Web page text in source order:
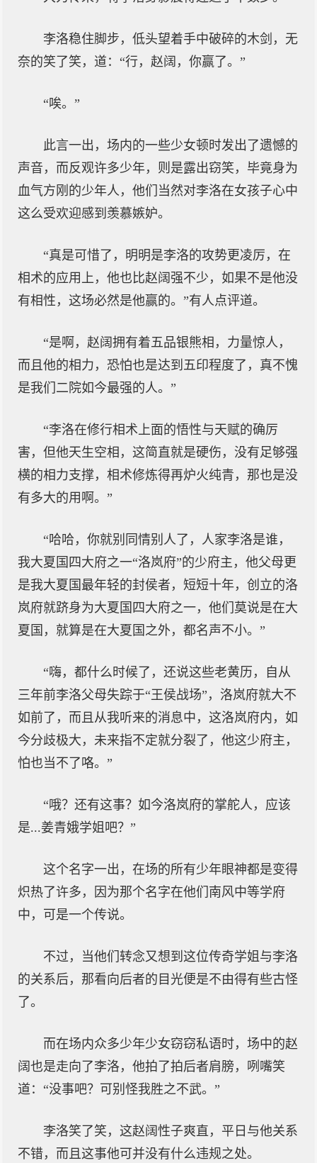
李洛稳住脚步，低头望着手中破碎的木剑，无
奈的笑了笑，道：“行，赵阔，你赢了。”
“唉。”
此言一出，场内的一些少女顿时发出了遗憾的
声音，而反观许多少年，则是露出窃笑，毕竟身为
血气方刚的少年人，他们当然对李洛在女孩子心中
这么受欢迎感到羡慕嫉妒。
“真是可惜了，明明是李洛的攻势更凌厉，在
相术的应用上，他也比赵阔强不少，如果不是他没
有相性，这场必然是他赢的。”有人点评道。
“是啊，赵阔拥有着五品银熊相，力量惊人，
而且他的相力，恐怕也是达到五印程度了，真不愧
是我们二院如今最强的人。”
“李洛在修行相术上面的悟性与天赋的确厉
害，但他天生空相，这简直就是硬伤，没有足够强
横的相力支撑，相术修炼得再炉火纯青，那也是没
有多大的用啊。”
“哈哈，你就别同情别人了，人家李洛是谁，
我大夏国四大府之一“洛岚府”的少府主，他父母更
是我大夏国最年轻的封侯者，短短十年，创立的洛
岚府就跻身为大夏国四大府之一，他们莫说是在大
夏国，就算是在大夏国之外，都名声不小。”
“嗨，都什么时候了，还说这些老黄历，自从
三年前李洛父母失踪于“王侯战场”，洛岚府就大不
如前了，而且从我听来的消息中，这洛岚府内，如
今分歧极大，未来指不定就分裂了，他这少府主，
怕也当不了咯。”
“哦？还有这事？如今洛岚府的掌舵人，应该
是...姜青娥学姐吧？”
这个名字一出，在场的所有少年眼神都是变得
炽热了许多，因为那个名字在他们南风中等学府
中，可是一个传说。
不过，当他们转念又想到这位传奇学姐与李洛
的关系后，那看向后者的目光便是不由得有些古怪
了。
而在场内众多少年少女窃窃私语时，场中的赵
阔也是走向了李洛，他拍了拍后者肩膀，咧嘴笑
道：“没事吧？可别怪我胜之不武。”
李洛笑了笑，这赵阔性子爽直，平日与他关系
不错，而且这事他可并没有什么违规之处。